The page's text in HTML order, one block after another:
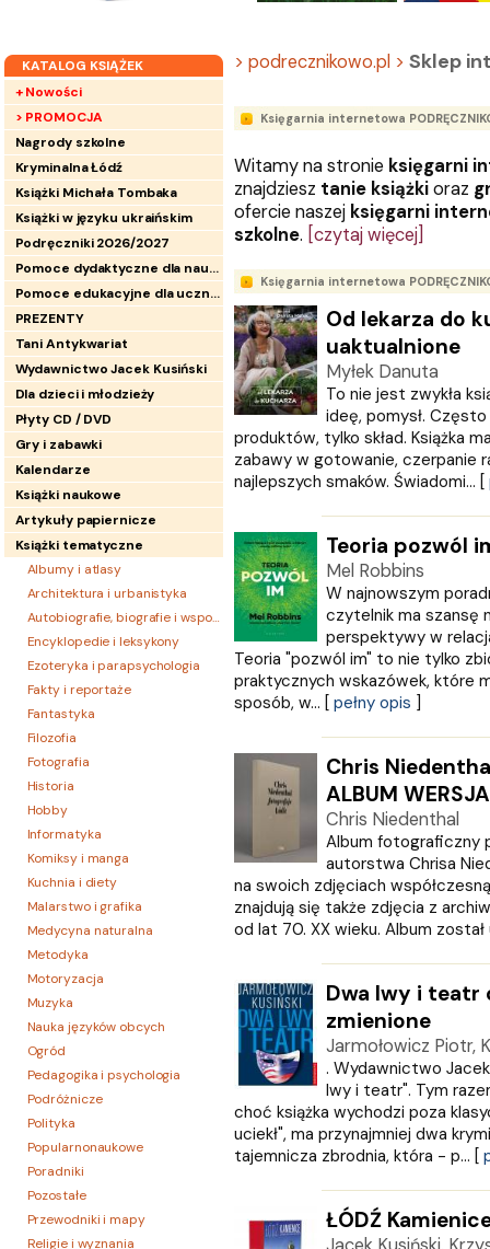
KATALOG KSIĄŻEK
+ Nowości
> PROMOCJA
Nagrody szkolne
Kryminalna Łódź
Książki Michała Tombaka
Książki w języku ukraińskim
Podręczniki 2026/2027
Pomoce dydaktyczne dla nauczycieli
Pomoce edukacyjne dla uczniów
PREZENTY
Tani Antykwariat
Wydawnictwo Jacek Kusiński
Dla dzieci i młodzieży
Płyty CD / DVD
Gry i zabawki
Kalendarze
Książki naukowe
Artykuły papiernicze
Książki tematyczne
Albumy i atlasy
Architektura i urbanistyka
Autobiografie, biografie i wspomnienia
Encyklopedie i leksykony
Ezoteryka i parapsychologia
Fakty i reportaże
Fantastyka
Filozofia
Fotografia
Historia
Hobby
Informatyka
Komiksy i manga
Kuchnia i diety
Malarstwo i grafika
Medycyna naturalna
Metodyka
Motoryzacja
Muzyka
Nauka języków obcych
Ogród
Pedagogika i psychologia
Podróżnicze
Polityka
Popularnonaukowe
Poradniki
Pozostałe
Przewodniki i mapy
Religie i wyznania
> podrecznikowo.pl > Sklep
Księgarnia internetowa
Witamy na stronie księgarni
znajdziesz tanie książkioraz
ofercie naszej księgarni
szkolne. [czytaj więcej]
Księgarnia internetowa
Od lekarza do
uaktualnione
Myłek Danuta
To nie jest zwykła
ideę, pomysł.
produktów, tylko skład. Książka
zabawy w gotowanie, czerpanie
najlepszych smaków. Świadomi... [
Teoria pozwól
Mel Robbins
W najnowszym
czytelnik ma szansę
perspektywy w
Teoria "pozwól im" to nie tylko
praktycznych wskazówek, które
sposób, w... [ pełny opis ]
Chris
ALBUM
Chris Niedenthal
Album fotograficzny
autorstwa Chrisa
na swoich zdjęciach
znajdują się także zdjęcia z
od lat 70. XX wieku. Album został
Dwa lwy i teatr
zmienione
Jarmołowicz Piotr,
. Wydawnictwo
lwy i teatr". Tym
choć książka wychodzi poza
uciekł", ma przynajmniej dwa
tajemnicza zbrodnia, która - p... [
ŁÓDŹ